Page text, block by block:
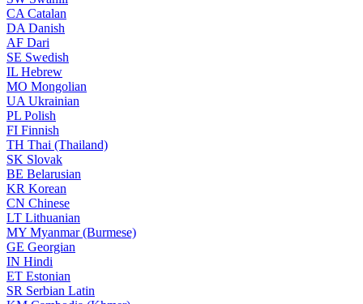
CA Catalan
DA Danish
AF Dari
SE Swedish
IL Hebrew
MO Mongolian
UA Ukrainian
PL Polish
FI Finnish
TH Thai (Thailand)
SK Slovak
BE Belarusian
KR Korean
CN Chinese
LT Lithuanian
MY Myanmar (Burmese)
GE Georgian
IN Hindi
ET Estonian
SR Serbian Latin